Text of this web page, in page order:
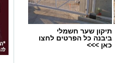
תיקון שער חשמלי
ביבנה כל הפרטים לחצו
כאן >>>